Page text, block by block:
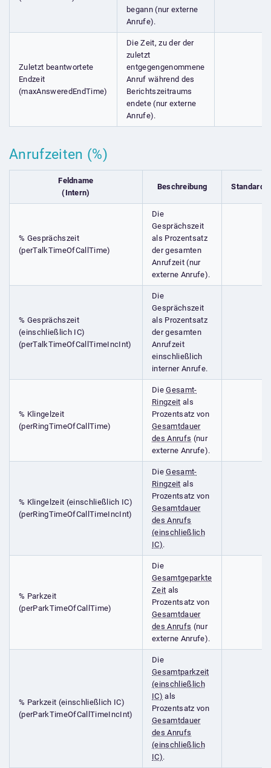
begann (nur externe
Anrufe).
Zuletzt beantwortete
Endzeit
(maxAnsweredEndTime)
Die Zeit, zu der der
zuletzt
entgegengenommene
Anruf während des
Berichtszeitraums
endete (nur externe
Anrufe).
Anrufzeiten (%)
Feldname
(Intern)
Beschreibung
% Gesprächszeit
(perTalkTimeOfCallTime)
Die
Gesprächszeit
als Prozentsatz
der gesamten
Anrufzeit (nur
externe Anrufe).
% Gesprächszeit
(einschließlich IC)
(perTalkTimeOfCallTimeIncInt)
Die
Gesprächszeit
als Prozentsatz
der gesamten
Anrufzeit
einschließlich
interner Anrufe.
% Klingelzeit
(perRingTimeOfCallTime)
DieGesamt-
Ringzeit als
Prozentsatz von
Gesamtdauer
des Anrufs (nur
externe Anrufe).
% Klingelzeit (einschließlich IC)
(perRingTimeOfCallTimeIncInt)
DieGesamt-
Ringzeit als
Prozentsatz von
Gesamtdauer
des Anrufs
(einschließlich
IC).
% Parkzeit
(perParkTimeOfCallTime)
Die
Gesamtgeparkte
Zeit als
Prozentsatz von
Gesamtdauer
des Anrufs (nur
externe Anrufe).
% Parkzeit (einschließlich IC)
(perParkTimeOfCallTimeIncInt)
Die
Gesamtparkzeit
(einschließlich
IC) als
Prozentsatz von
Gesamtdauer
des Anrufs
(einschließlich
IC).